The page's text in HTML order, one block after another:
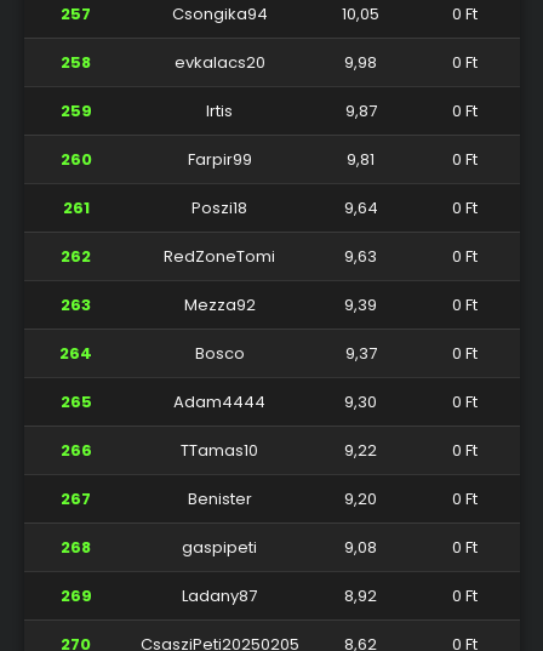
257 Csongika94 10,05 0 Ft
258 evkalacs20 9,98 0 Ft
259 Irtis 9,87 0 Ft
260 Farpir99 9,81 0 Ft
261 Poszi18 9,64 0 Ft
262 RedZoneTomi 9,63 0 Ft
263 Mezza92 9,39 0 Ft
264 Bosco 9,37 0 Ft
265 Adam4444 9,30 0 Ft
266 TTamas10 9,22 0 Ft
267 Benister 9,20 0 Ft
268 gaspipeti 9,08 0 Ft
269 Ladany87 8,92 0 Ft
270 CsasziPeti20250205 8,62 0 Ft